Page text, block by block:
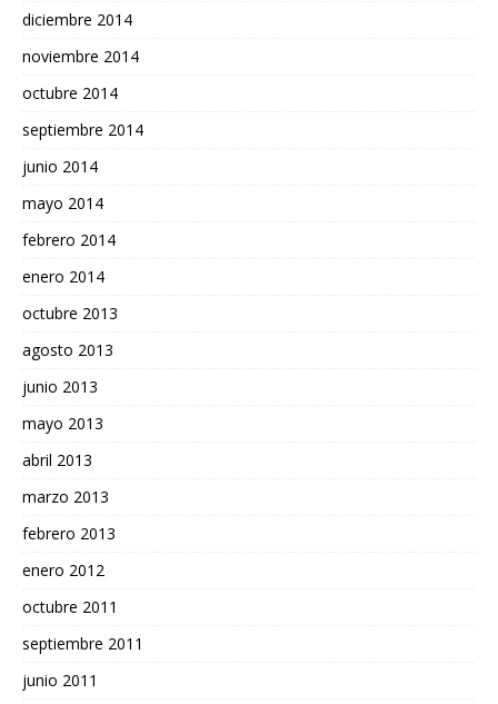
diciembre 2014
noviembre 2014
octubre 2014
septiembre 2014
junio 2014
mayo 2014
febrero 2014
enero 2014
octubre 2013
agosto 2013
junio 2013
mayo 2013
abril 2013
marzo 2013
febrero 2013
enero 2012
octubre 2011
septiembre 2011
junio 2011